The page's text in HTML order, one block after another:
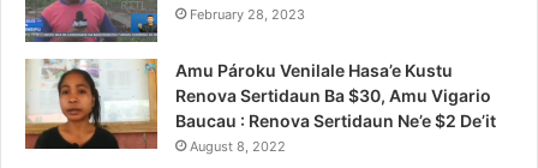
February 28, 2023
Amu Pároku Venilale Hasa’e Kustu
Renova Sertidaun Ba $30, Amu Vigario
Baucau : Renova Sertidaun Ne’e $2 De’it
August 8, 2022